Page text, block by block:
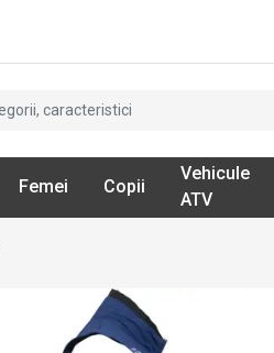
Femei Copii
Vehicule
ATV